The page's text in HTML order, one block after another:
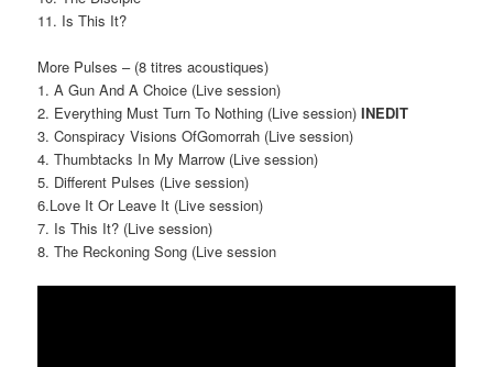
11. Is This It?
More Pulses – (8 titres acoustiques)
1. A Gun And A Choice (Live session)
2. Everything Must Turn To Nothing (Live session)INEDIT
3. Conspiracy Visions OfGomorrah (Live session)
4. Thumbtacks In My Marrow (Live session)
5. Different Pulses (Live session)
6.Love It Or Leave It (Live session)
7. Is This It? (Live session)
8. The Reckoning Song (Live session